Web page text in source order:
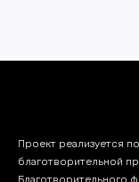
Проект реализуется
благотворительной